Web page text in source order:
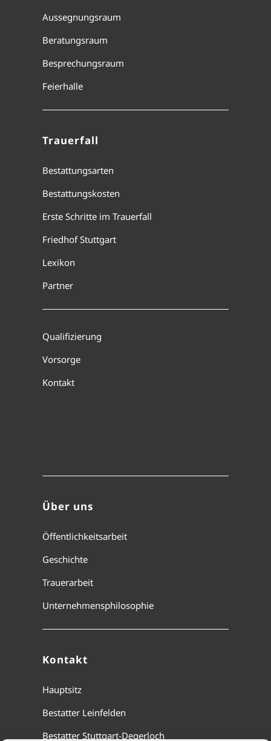
Aussegnungsraum
Beratungsraum
Besprechungsraum
Feierhalle
Trauerfall
Bestattungsarten
Bestattungskosten
Erste Schritte im Trauerfall
Friedhof Stuttgart
Lexikon
Partner
Qualifizierung
Vorsorge
Kontakt
Über uns
Öffentlichkeitsarbeit
Geschichte
Trauerarbeit
Unternehmensphilosophie
Kontakt
Hauptsitz
Bestatter Leinfelden
Bestatter Stuttgart-Degerloch